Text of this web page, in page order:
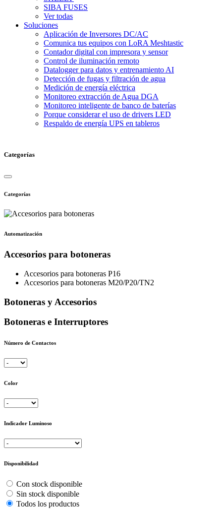
SIBA FUSES
Ver todas
Soluciones
Aplicación de Inversores DC/AC
Comunica tus equipos con LoRA Meshtastic
Contador digital con impresora y sensor
Control de iluminación remoto
Datalogger para datos y entrenamiento AI
Detección de fugas y filtración de agua
Medición de energía eléctrica
Monitoreo extracción de Agua DGA
Monitoreo inteligente de banco de baterías
Porque considerar el uso de drivers LED
Respaldo de energía UPS en tableros
Categorías
Categorías
Automatización
Accesorios para botoneras
Accesorios para botoneras P16
Accesorios para botoneras M20/P20/TN2
Botoneras y Accesorios
Botoneras e Interruptores
Número de Contactos
Color
Indicador Luminoso
Disponibilidad
Con stock disponible
Sin stock disponible
Todos los productos